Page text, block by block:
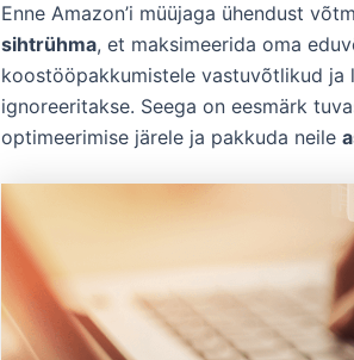
Enne Amazon’i müüjaga ühendust
sihtrühma, et maksimeerida oma
koostööpakkumistele vastuvõtlikud ja
ignoreeritakse. Seega on eesmärk
optimeerimise järele ja pakkuda neile